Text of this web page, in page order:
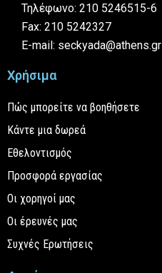
Τηλέφωνο: 210 5246515-6
Fax: 210 5242327
E-mail: seckyada@athens.gr
Χρήσιμα
Πώς μπορείτε να βοηθήσετε
Κάντε μια δωρεά
Εθελοντισμός
Προσφορά εργασίας
Οι χορηγοί μας
Οι έρευνές μας
Συχνές Ερωτήσεις